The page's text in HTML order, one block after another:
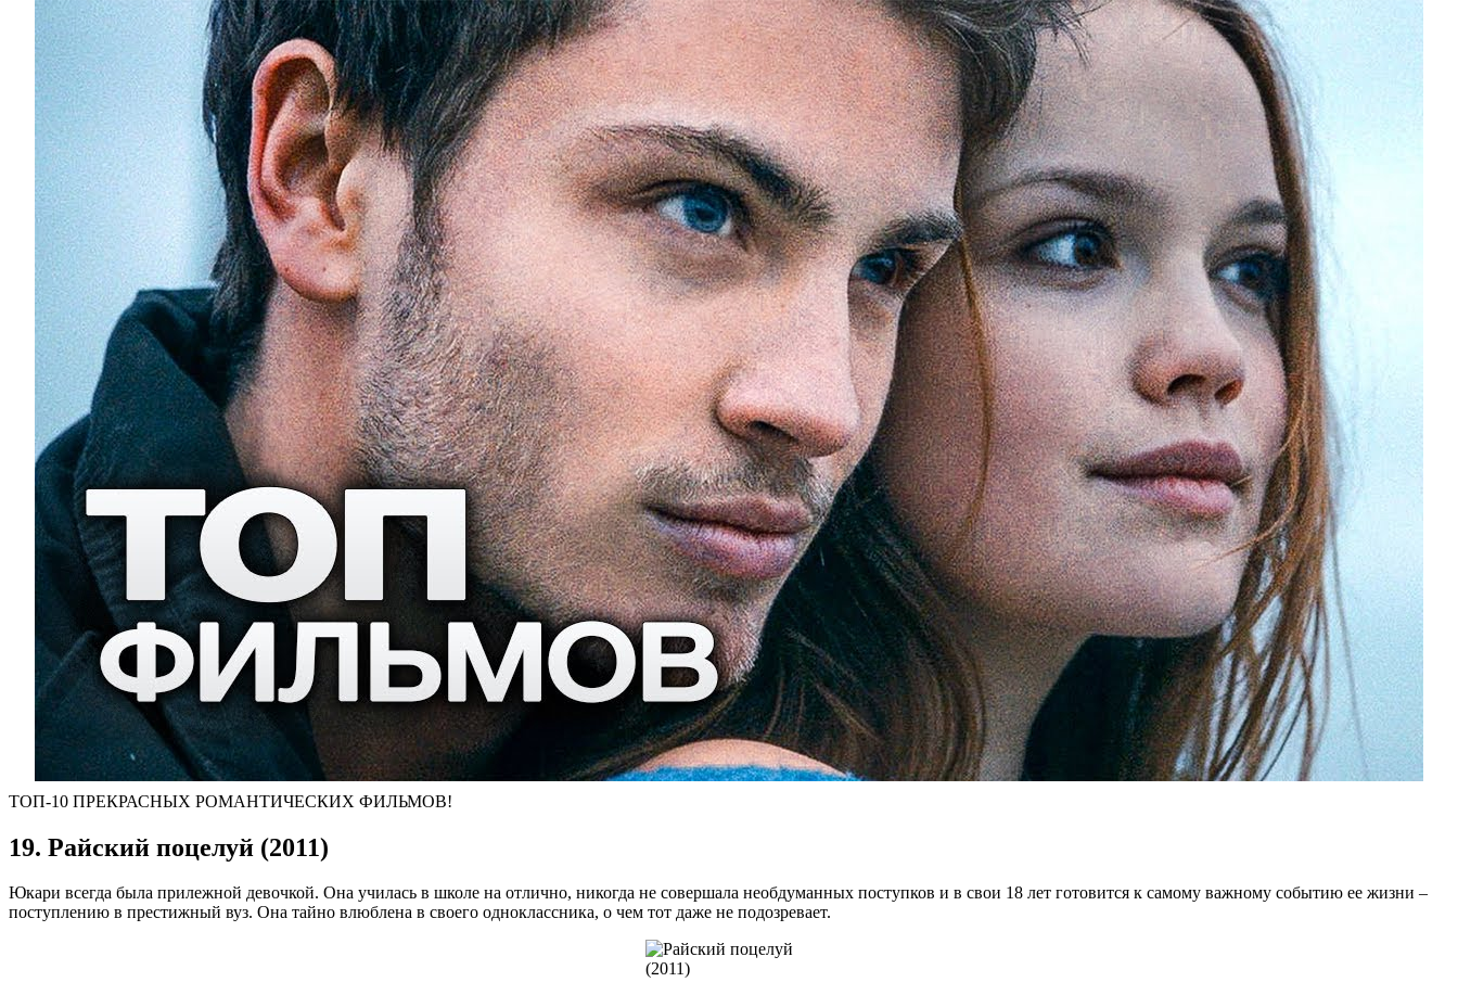
ТОП-10 ПРЕКРАСНЫХ РОМАНТИЧЕСКИХ ФИЛЬМОВ!
19. Райский поцелуй (2011)
Юкари всегда была прилежной девочкой. Она училась в школе на отлично, никогда не совершала необдуманных поступков и в свои 18 лет готовится к самому важному событию ее жизни –
поступлению в престижный вуз. Она тайно влюблена в своего одноклассника, о чем тот даже не подозревает.